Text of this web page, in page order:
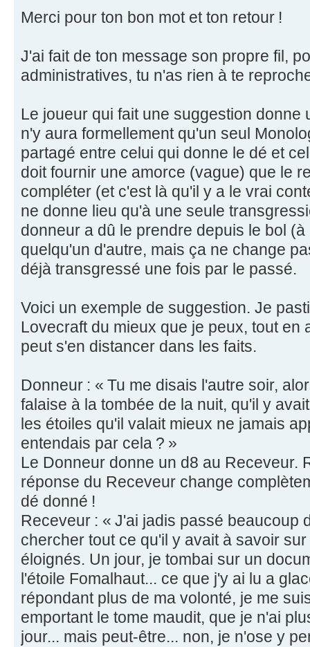
Merci pour ton bon mot et ton retour !
J'ai fait de ton message son propre fil,
administratives, tu n'as rien à te
Le joueur qui fait une suggestion donne
n'y aura formellement qu'un seul
partagé entre celui qui donne le dé et
doit fournir une amorce (vague) que le
compléter (et c'est là qu'il y a le vrai
ne donne lieu qu'à une seule
donneur a dû le prendre depuis le bol
quelqu'un d'autre, mais ça ne change
déjà transgressé une fois par le passé.
Voici un exemple de suggestion. Je
Lovecraft du mieux que je peux, tout en
peut s'en distancer dans les faits.
Donneur : « Tu me disais l'autre soir,
falaise à la tombée de la nuit, qu'il y
les étoiles qu'il valait mieux ne jamais
entendais par cela ? »
Le Donneur donne un d8 au Receveur.
réponse du Receveur change
dé donné !
Receveur : « J'ai jadis passé beaucoup
chercher tout ce qu'il y avait à savoir
éloignés. Un jour, je tombai sur un
l'étoile Fomalhaut... ce que j'y ai lu a
répondant plus de ma volonté, je me
emportant le tome maudit, que je n'ai
jour... mais peut-être... non, je n'ose y